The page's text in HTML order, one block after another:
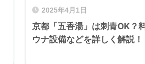
2025年4月1日
京都「五香湯」は刺青OK？
ウナ設備などを詳しく解説！